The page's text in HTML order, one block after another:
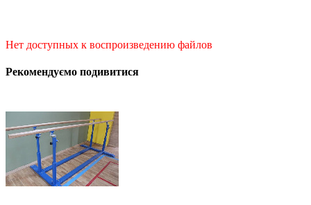
Нет доступных к воспроизведению файлов
Рекомендуємо подивитися